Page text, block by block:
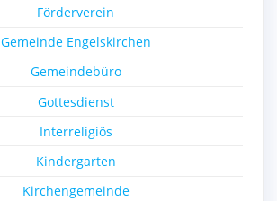
Förderverein
Gemeinde Engelskirchen
Gemeindebüro
Gottesdienst
Interreligiös
Kindergarten
Kirchengemeinde